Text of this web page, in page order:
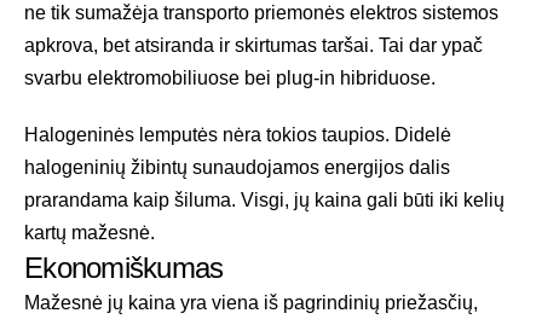
ne tik sumažėja transporto priemonės elektros sistemos
apkrova, bet atsiranda ir skirtumas taršai. Tai dar ypač
svarbu elektromobiliuose bei plug-in hibriduose.
Halogeninės lemputės nėra tokios taupios. Didelė
halogeninių žibintų sunaudojamos energijos dalis
prarandama kaip šiluma. Visgi, jų kaina gali būti iki kelių
kartų mažesnė.
Ekonomiškumas
Mažesnė jų kaina yra viena iš pagrindinių priežasčių,